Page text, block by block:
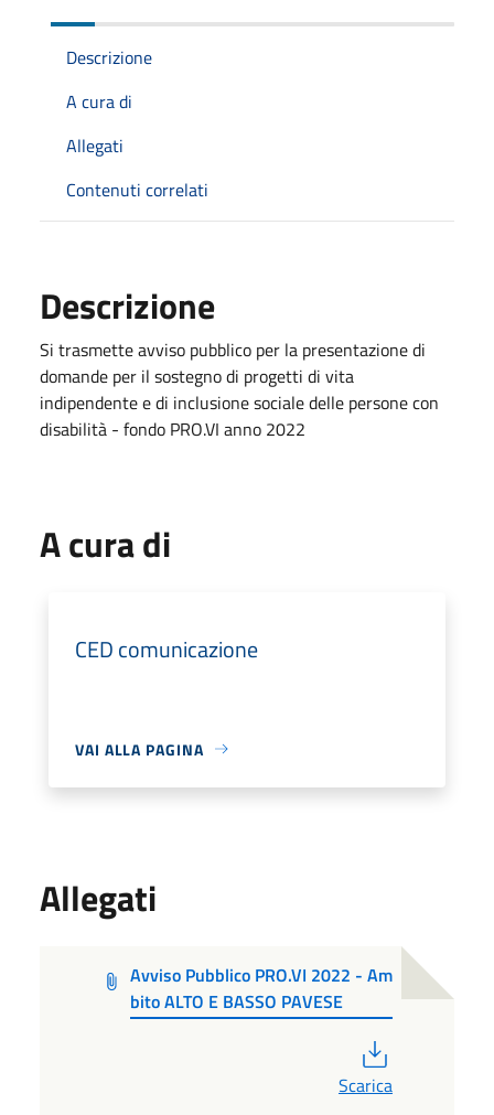
Descrizione
A cura di
Allegati
Contenuti correlati
Descrizione
Si trasmette avviso pubblico per la presentazione di
domande per il sostegno di progetti di vita
indipendente e di inclusione sociale delle persone con
disabilità - fondo PRO.VI anno 2022
A cura di
CED comunicazione
VAI ALLA PAGINA
Allegati
Avviso Pubblico PRO.VI 2022 - Am
bito ALTO E BASSO PAVESE
Scarica